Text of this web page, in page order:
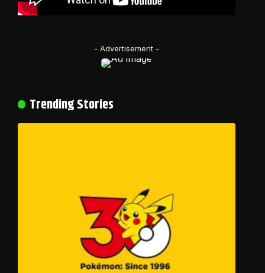
- Advertisement -
Trending Stories